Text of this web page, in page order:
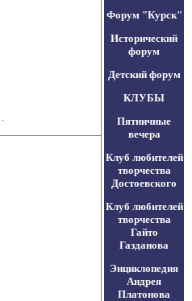
Форум "Курск"
Исторический
форум
Детский форум
КЛУБЫ
Пятничные
вечера
Клуб любителей
творчества
Достоевского
Клуб любителей
творчества
Гайто
Газданова
Энциклопедия
Андрея
Платонова